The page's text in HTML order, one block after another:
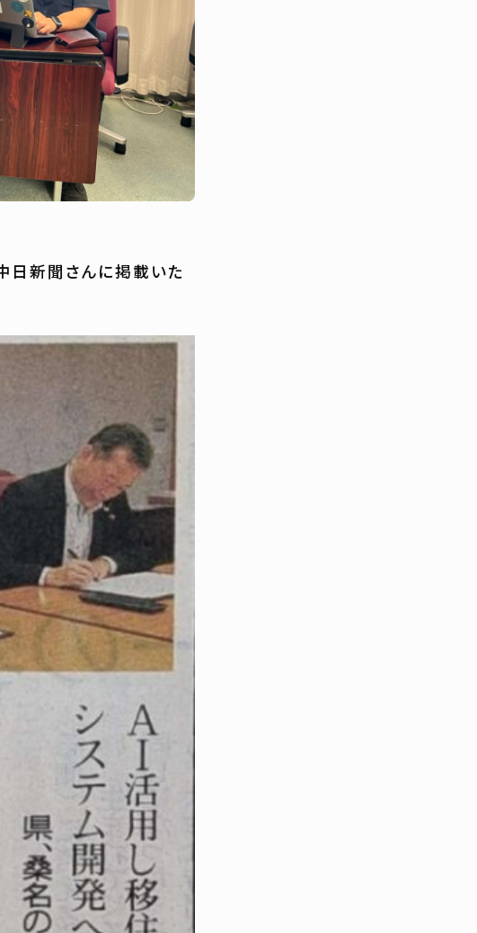
日新聞さんに掲載いた